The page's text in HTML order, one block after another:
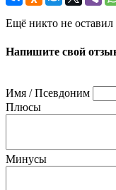
Ещё никто не оставил
Напишите свой
Имя / Псевдоним
Плюсы
Минусы